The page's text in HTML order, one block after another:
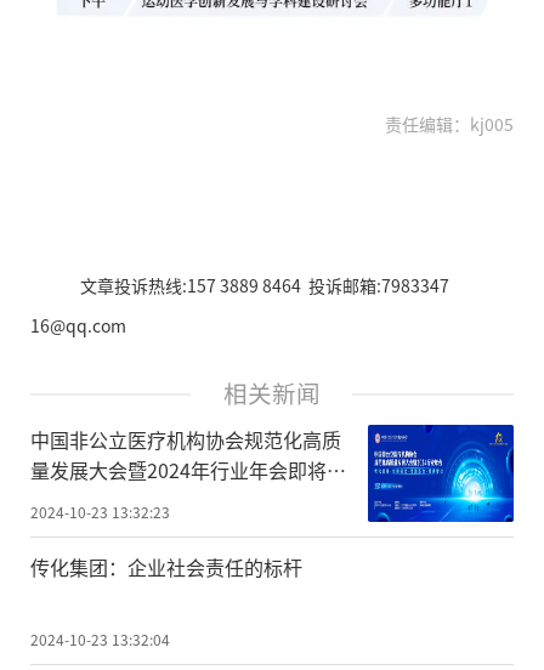
责任编辑：kj005
文章投诉热线:157 3889 8464 投诉邮箱:7983347
16@qq.com
相关新闻
中国非公立医疗机构协会规范化高质
量发展大会暨2024年行业年会即将盛
大启幕！
2024-10-23 13:32:23
传化集团：企业社会责任的标杆
2024-10-23 13:32:04